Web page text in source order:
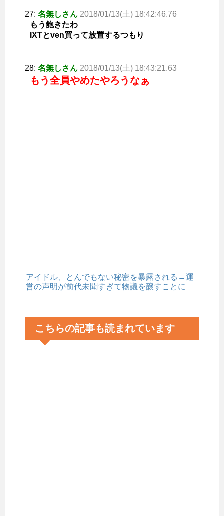
27: 名無しさん 2018/01/13(土) 18:42:46.76
もう飽きたわ
IXTとven買って放置するつもり
28: 名無しさん 2018/01/13(土) 18:43:21.63
もう全員やめたやろうなぁ
アイドル、とんでもない秘密を暴露される→運
営の声明が前代未聞すぎて物議を醸すことに
こちらの記事も読まれています